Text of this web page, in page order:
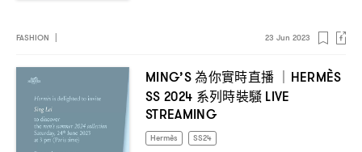
FASHION 23 Jun 2023
MING’S為你實時直播 ｜HERMÈS
SS 2024 系列時裝騷 LIVE
STREAMING
Hermès SS24